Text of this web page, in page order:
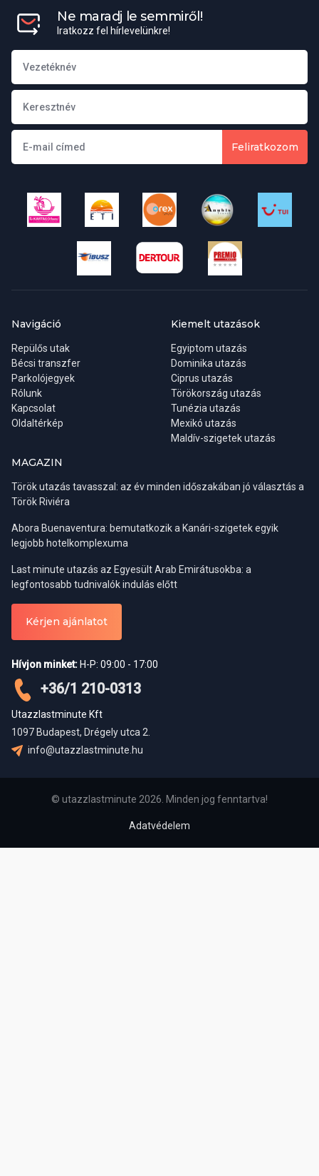
Ne maradj le semmiről!
Iratkozz fel hírlevelünkre!
Feliratkozom
Navigáció
Repülős utak
Bécsi transzfer
Parkolójegyek
Rólunk
Kapcsolat
Oldaltérkép
Kiemelt utazások
Egyiptom utazás
Dominika utazás
Ciprus utazás
Törökország utazás
Tunézia utazás
Mexikó utazás
Maldív-szigetek utazás
MAGAZIN
Török utazás tavasszal: az év minden időszakában jó választás a
Török Riviéra
Abora Buenaventura: bemutatkozik a Kanári-szigetek egyik
legjobb hotelkomplexuma
Last minute utazás az Egyesült Arab Emirátusokba: a
legfontosabb tudnivalók indulás előtt
Kérjen ajánlatot
Hívjon minket: H-P: 09:00 - 17:00
+36/1 210-0313
Utazzlastminute Kft
1097 Budapest, Drégely utca 2.
info@utazzlastminute.hu
© utazzlastminute 2026. Minden jog fenntartva!
Adatvédelem